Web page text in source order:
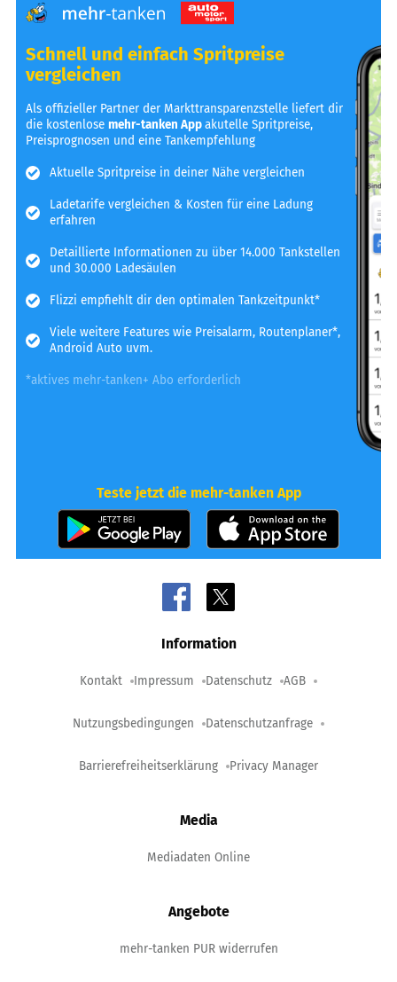
Schnell und einfach Spritpreise
vergleichen
Als offizieller Partner der Markttransparenzstelle liefert dir
die kostenlosemehr-tanken Appakutelle Spritpreise,
Preisprognosen und eine Tankempfehlung
Aktuelle Spritpreise in deiner Nähe vergleichen
Ladetarife vergleichen & Kosten für eine Ladung
erfahren
Detaillierte Informationen zu über 14.000 Tankstellen
und 30.000 Ladesäulen
Flizzi empfiehlt dir den optimalen Tankzeitpunkt*
Viele weitere Features wie Preisalarm, Routenplaner*,
Android Auto uvm.
*aktives mehr-tanken+ Abo erforderlich
Teste jetzt die mehr-tanken App
Information
Kontakt Impressum Datenschutz AGB
Nutzungsbedingungen Datenschutzanfrage
Barrierefreiheitserklärung Privacy Manager
Media
Mediadaten Online
Angebote
mehr-tanken PUR widerrufen